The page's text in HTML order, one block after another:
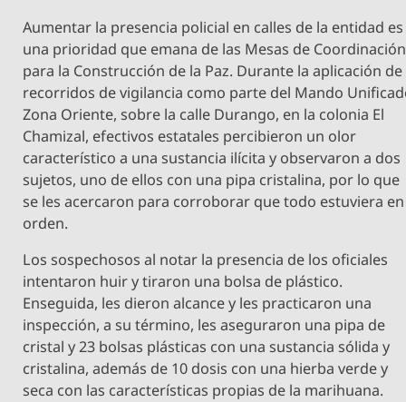
Aumentar la presencia policial en calles de la entidad es
una prioridad que emana de las Mesas de Coordinación
para la Construcción de la Paz. Durante la aplicación de
recorridos de vigilancia como parte del Mando
Zona Oriente, sobre la calle Durango, en la colonia El
Chamizal, efectivos estatales percibieron un olor
característico a una sustancia ilícita y observaron a dos
sujetos, uno de ellos con una pipa cristalina, por lo que
se les acercaron para corroborar que todo estuviera en
orden.
Los sospechosos al notar la presencia de los oficiales
intentaron huir y tiraron una bolsa de plástico.
Enseguida, les dieron alcance y les practicaron una
inspección, a su término, les aseguraron una pipa de
cristal y 23 bolsas plásticas con una sustancia sólida y
cristalina, además de 10 dosis con una hierba verde y
seca con las características propias de la marihuana.